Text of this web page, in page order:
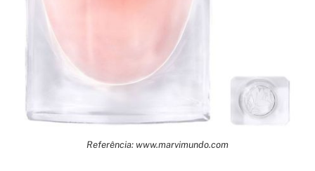
Referência: www.marvimundo.com